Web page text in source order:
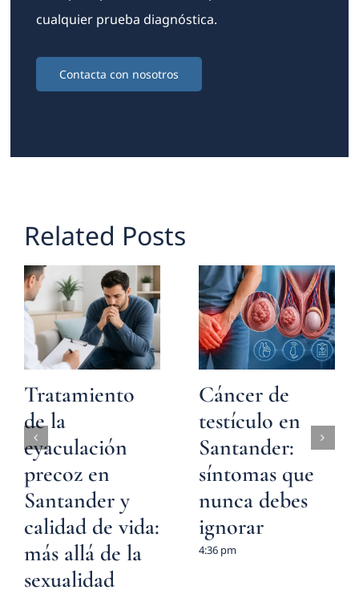
cualquier prueba diagnóstica.
Contacta con nosotros
Related Posts
Tratamiento
de la
eyaculación
precoz en
Santander y
calidad de vida:
más allá de la
sexualidad
Cáncer de
testículo en
Santander:
síntomas que
nunca debes
ignorar
4:36 pm